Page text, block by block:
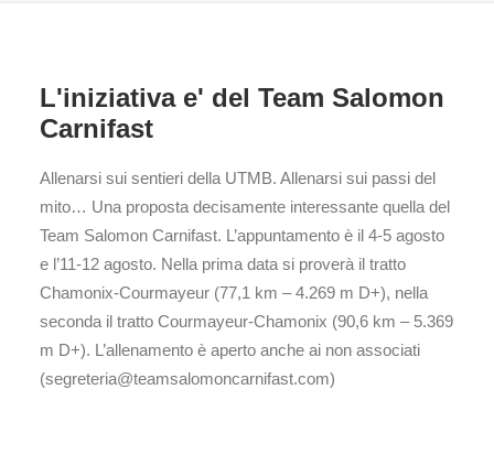
L'iniziativa e' del Team Salomon
Carnifast
Allenarsi sui sentieri della UTMB. Allenarsi sui passi del
mito… Una proposta decisamente interessante quella del
Team Salomon Carnifast. L’appuntamento è il 4-5 agosto
e l’11-12 agosto. Nella prima data si proverà il tratto
Chamonix-Courmayeur (77,1 km – 4.269 m D+), nella
seconda il tratto Courmayeur-Chamonix (90,6 km – 5.369
m D+). L’allenamento è aperto anche ai non associati
(segreteria@teamsalomoncarnifast.com)